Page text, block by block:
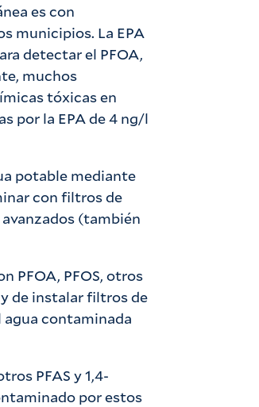
es con
municipios. La EPA
detectar el PFOA,
muchos
tóxicas en
por la EPA de 4 ng/l
potable mediante
con filtros de
(también
PFOA, PFOS, otros
de instalar filtros de
agua contaminada
PFAS y 1,4-
por estos